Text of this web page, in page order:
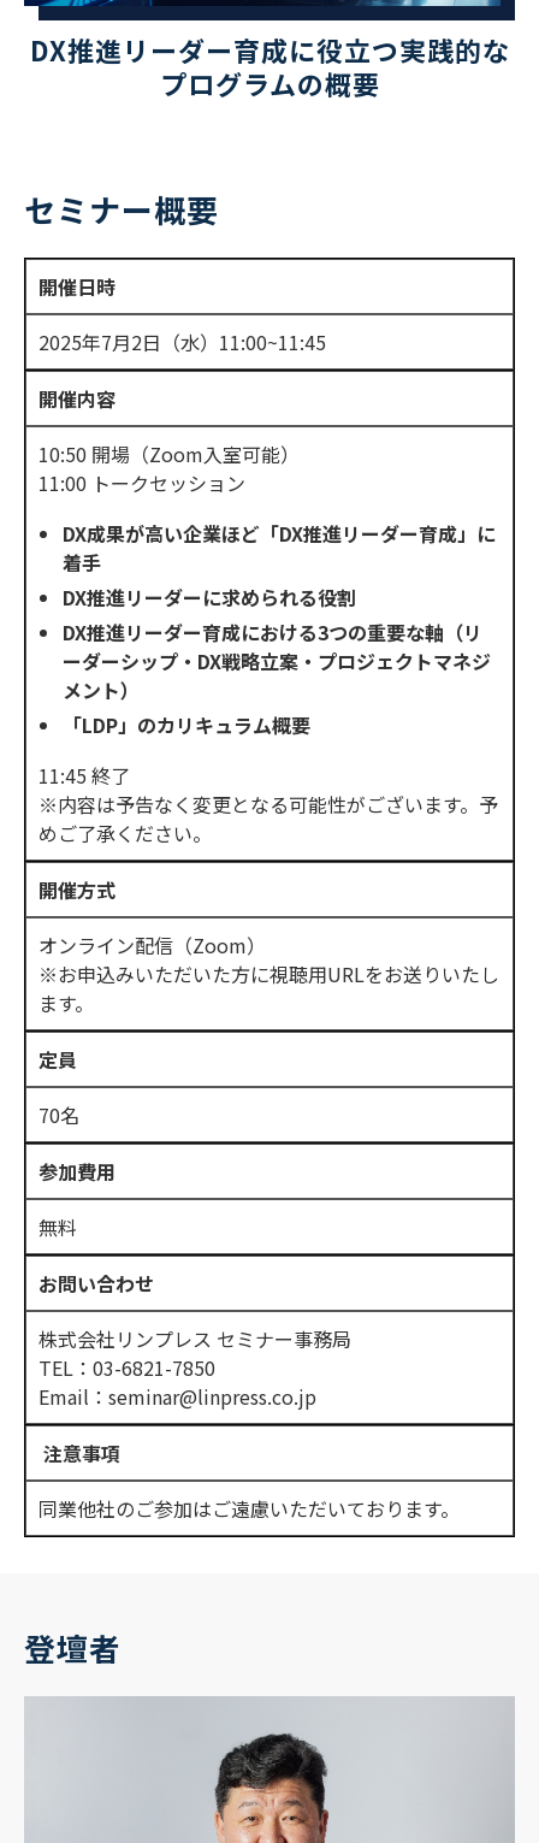
DX推進リーダー育成に役立つ実践的な
プログラムの概要
セミナー概要
開催日時
2025年7月2日（水）11:00~11:45
開催内容
10:50 開場（Zoom入室可能）
11:00 トークセッション
DX成果が高い企業ほど「DX推進リーダー育成」に
着手
DX推進リーダーに求められる役割
DX推進リーダー育成における3つの重要な軸（リ
ーダーシップ・DX戦略立案・プロジェクトマネジ
メント）
「LDP」のカリキュラム概要
11:45 終了
※内容は予告なく変更となる可能性がございます。予
めご了承ください。
開催方式
オンライン配信（Zoom）
※お申込みいただいた方に視聴用URLをお送りいたし
ます。
定員
70名
参加費用
無料
お問い合わせ
株式会社リンプレス セミナー事務局
TEL：03-6821-7850
Email：seminar@linpress.co.jp
注意事項
同業他社のご参加はご遠慮いただいております。
登壇者